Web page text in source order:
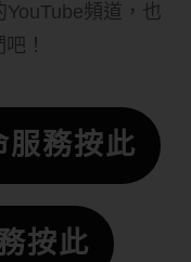
頻道，也
！
服務按此
按此